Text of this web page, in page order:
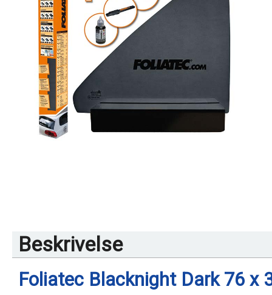
Beskrivelse
Foliatec Blacknight Dark 76 x